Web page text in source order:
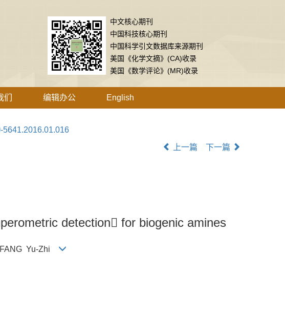
中文核心期刊
中国科技核心期刊
中国科学引文数据库来源期刊
美国《化学文摘》(CA)收录
美国《数学评论》(MR)收录
编辑办公 English
5641.2016.01.016
上一篇 下一篇
detection for biogenic amines
FANG Yu-Zhi